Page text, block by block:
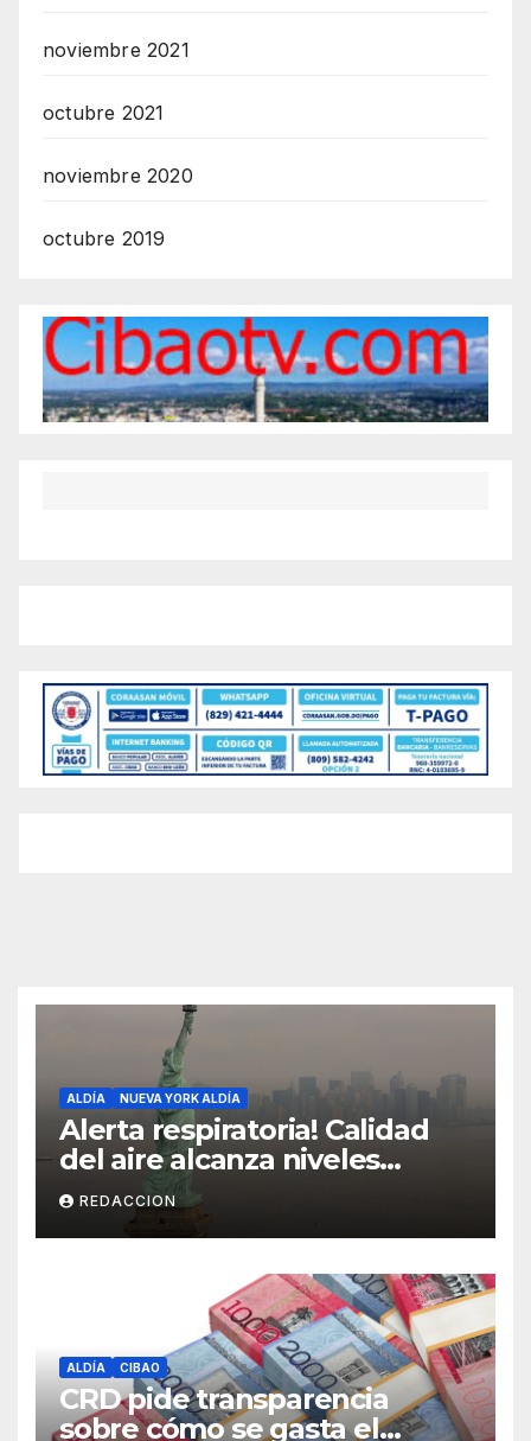
noviembre 2021
octubre 2021
noviembre 2020
octubre 2019
ALDÍA NUEVA YORK ALDÍA
Alerta respiratoria! Calidad
del aire alcanza niveles
peligrosos en NYC
REDACCION
ALDÍA CIBAO
CRD pide transparencia
sobre cómo se gasta el